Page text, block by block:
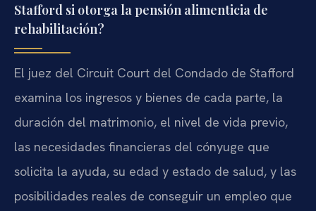
Stafford si otorga la pensión alimenticia de
rehabilitación?
El juez del Circuit Court del Condado de Stafford
examina los ingresos y bienes de cada parte, la
duración del matrimonio, el nivel de vida previo,
las necesidades financieras del cónyuge que
solicita la ayuda, su edad y estado de salud, y las
posibilidades reales de conseguir un empleo que